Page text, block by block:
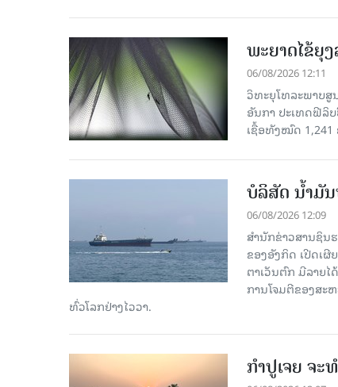
ພະຍາດໄຂ້ຍຸ
06/08/2026 12:11
ວິທະຍຸໂທລະພາບສູ
ອັນກາ ປະເທດຟີລິ
ເຊື້ອ​ທັງ​ໝົດ 1,241
ບໍລິສັດ ນ້ຳມັ
06/08/2026 12:09
ສຳນັກຂ່າວສານຊິນ
ຂອງອັງກິດ ເປີດເ
ຕາເວັນຕົກ ມີລາຍໄ
ການໂຈມຕີຂອງສະ
ທົ່ວໂລກຢ່າງໄວວາ.
ກຳປູເຈຍ ຈະ